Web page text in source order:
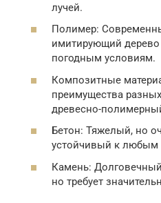
лучей.
Полимер:
имитирующий дерево
погодным условиям.
Композитные
преимущества
древесно-
Бетон: Тяжелый, но
устойчивый к любым
Камень:
но требует